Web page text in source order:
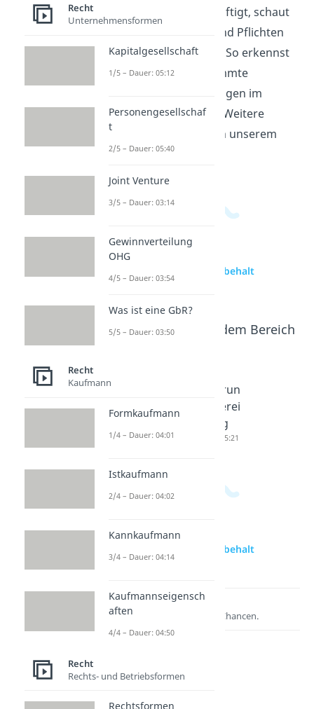
sich mit Zivilrecht beschäftigt, schaut
sich typische Verträge und Pflichten
zwischen zwei Seiten an. So erkennst
du, welche Folgen bestimmte
Erklärungen oder Zahlungen im
Streitfall haben können. Weitere
Videos dazu findest du in unserem
Wirtschaftsbereich
zur Videoseite: Unter Vorbehalt
Bedeutung
Beliebte Inhalte aus dem Bereich
Lieferver
zug
everzug
Sicherun
gsüberei
gnung
Dauer: 05:21
zur Videoseite: Unter Vorbehalt
Bedeutung
Lernen lohnt sich!
Entdecke hier deine Chancen.
Recht
Unternehmensformen
Kapitalgesellschaft
1/5 – Dauer: 05:12
Personengesellschaf
t
2/5 – Dauer: 05:40
Joint Venture
3/5 – Dauer: 03:14
Gewinnverteilung
OHG
4/5 – Dauer: 03:54
Was ist eine GbR?
5/5 – Dauer: 03:50
Recht
Kaufmann
Formkaufmann
1/4 – Dauer: 04:01
Istkaufmann
2/4 – Dauer: 04:02
Kannkaufmann
3/4 – Dauer: 04:14
Kaufmannseigensch
aften
4/4 – Dauer: 04:50
Recht
Rechts- und Betriebsformen
Rechtsformen